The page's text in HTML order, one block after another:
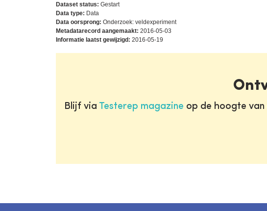
Dataset status: Gestart
Data type: Data
Data oorsprong: Onderzoek: veldexperiment
Metadatarecord aangemaakt: 2016-05-03
Informatie laatst gewijzigd: 2016-05-19
Blijf via Testerep magazine op de hoogte van